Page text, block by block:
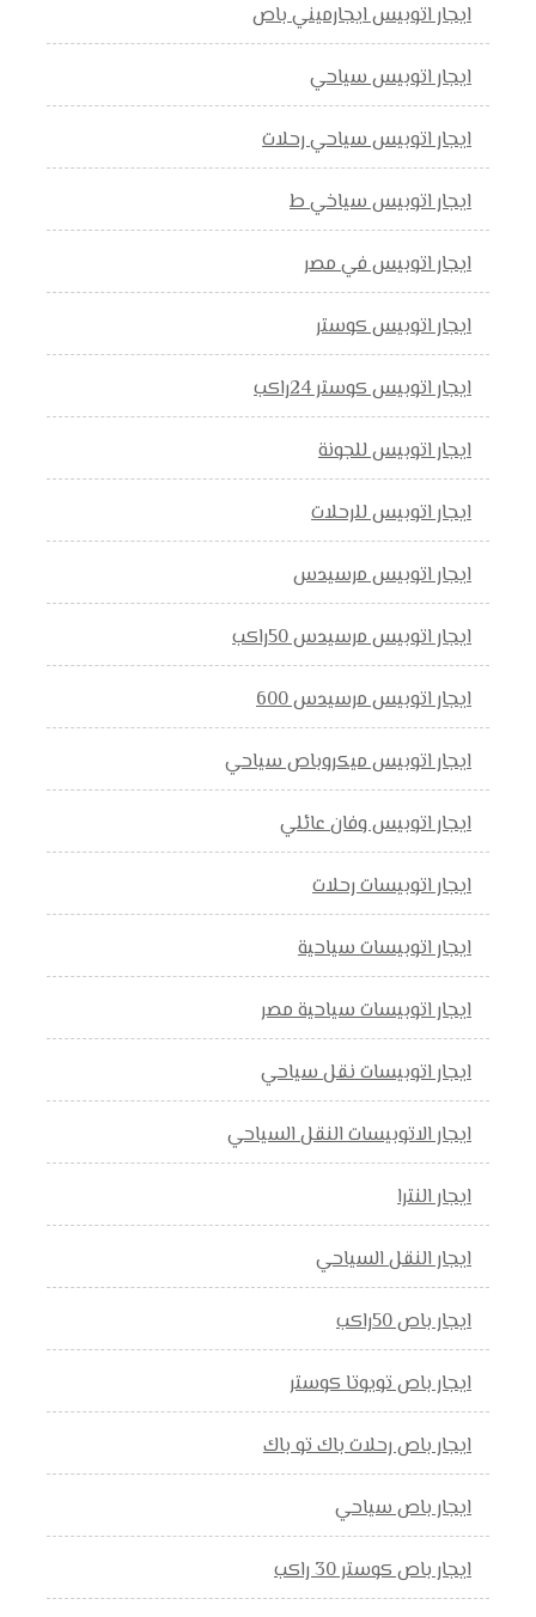
ايجار اتوبيس ايجارميني باص
ايجار اتوبيس سياحي
ايجار اتوبيس سياحي رحلات
ايجار اتوبيس سياخي ط
ايجار اتوبيس في مصر
ايجار اتوبيس كوستر
ايجار اتوبيس كوستر 24راكب
ايجار اتوبيس للجونة
ايجار اتوبيس للرحلات
ايجار اتوبيس مرسيدس
ايجار اتوبيس مرسيدس 50راكب
ايجار اتوبيس مرسيدس 600
ايجار اتوبيس ميكروباص سياحي
ايجار اتوبيس وفان عائلي
ايجار اتوبيسات رحلات
ايجار اتوبيسات سياحية
ايجار اتوبيسات سياحية مصر
ايجار اتوبيسات نقل سياحي
ايجار الاتوبيسات النقل السياحي
ايجار النترا
ايجار النقل السياحي
ايجار باص 50راكب
ايجار باص تويوتا كوستر
ايجار باص رحلات باك تو باك
ايجار باص سياحي
ايجار باص كوستر 30 راكب